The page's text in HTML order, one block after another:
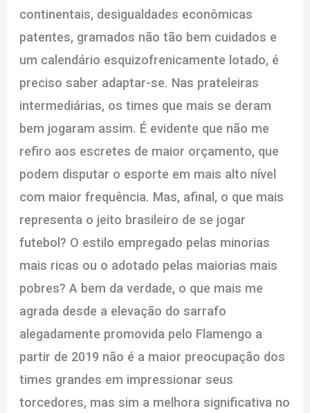
continentais, desigualdades econômicas
patentes, gramados não tão bem cuidados e
um calendário esquizofrenicamente lotado, é
preciso saber adaptar-se. Nas prateleiras
intermediárias, os times que mais se deram
bem jogaram assim. É evidente que não me
refiro aos escretes de maior orçamento, que
podem disputar o esporte em mais alto nível
com maior frequência. Mas, afinal, o que mais
representa o jeito brasileiro de se jogar
futebol? O estilo empregado pelas minorias
mais ricas ou o adotado pelas maiorias mais
pobres? A bem da verdade, o que mais me
agrada desde a elevação do sarrafo
alegadamente promovida pelo Flamengo a
partir de 2019 não é a maior preocupação dos
times grandes em impressionar seus
torcedores, mas sim a melhora significativa no